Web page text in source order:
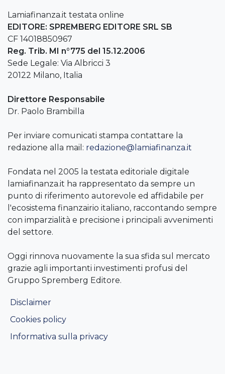
Lamiafinanza.it testata online
EDITORE: SPREMBERG EDITORE SRL SB
CF 14018850967
Reg. Trib. MI n°775 del 15.12.2006
Sede Legale: Via Albricci 3
20122 Milano, Italia
Direttore Responsabile
Dr. Paolo Brambilla
Per inviare comunicati stampa contattare la
redazione alla mail: redazione@lamiafinanza.it
Fondata nel 2005 la testata editoriale digitale
lamiafinanza.it ha rappresentato da sempre un
punto di riferimento autorevole ed affidabile per
l'ecosistema finanzairio italiano, raccontando sempre
con imparzialità e precisione i principali avvenimenti
del settore.
Oggi rinnova nuovamente la sua sfida sul mercato
grazie agli importanti investimenti profusi del
Gruppo Spremberg Editore.
Disclaimer
Cookies policy
Informativa sulla privacy